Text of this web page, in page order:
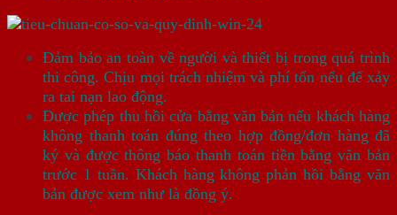
Đảm bảo an toàn về người và thiết bị trong quá trình
thi công. Chịu mọi trách nhiệm và phí tổn nếu để xảy
ra tai nạn lao động.
Được phép thu hồi cửa bằng văn bản nếu khách hàng
không thanh toán đúng theo hợp đồng/đơn hàng đã
ký và được thông báo thanh toán tiền bằng văn bản
trước 1 tuần. Khách hàng không phản hồi bằng văn
bản được xem như là đồng ý.